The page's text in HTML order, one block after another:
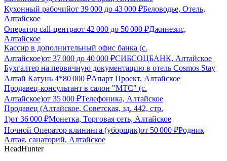
Кухонный рабочийот 39 000 до 43 000 ₽Беловодье, Отель,
Алтайское
Оператор call-центраот 42 000 до 50 000 ₽Джинезис,
Алтайское
Кассир в дополнительный офис банка (с.
Алтайское)от 37 000 до 40 000 ₽СИБСОЦБАНК, Алтайское
Бухгалтер на первичную документацию в отель Cosmos Stay
Алтай Катунь 4*80 000 ₽Апарт Проект, Алтайское
Продавец-консультант в салон "МТС" (с.
Алтайское)от 35 000 ₽Телефоника, Алтайское
Продавец (Алтайское, Советская, зд. 442, стр.
1)от 36 000 ₽Монетка, Торговая сеть, Алтайское
Ночной Оператор клининга (уборщик)от 50 000 ₽Родник
Алтая, санаторий, Алтайское
HeadHunter